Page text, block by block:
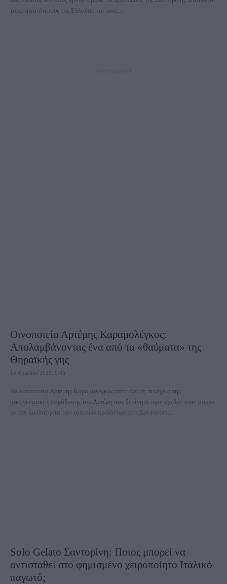
τους αρχαιότερους της Ελλάδας και τους...
Οινοποιείο Αρτέμης Καραμολέγκος:
Απολαμβάνοντας ένα από τα «θαύματα» της
Θηραϊκής γης
14 Απριλίου 2025, 9:45
Το οινοποιείο Αρτέμης Καραμολέγκος αποτελεί τη συνέχεια της
οικογενειακής παράδοσης του Αρτέμη που ξεκίνησε πριν σχεδόν έναν αιώνα
με την καλλιέργεια των τοπικών προϊόντων στη Σαντορίνη....
Solo Gelato Σαντορίνη: Ποιος μπορεί να
αντισταθεί στο φημισμένο χειροποίητο Ιταλικό
παγωτό;